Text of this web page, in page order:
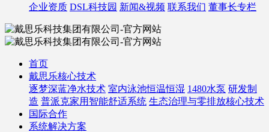
企业资质 DSL科技园 新闻&视频 联系我们 董事长专栏
首页
戴思乐核心技术
逐梦深蓝净水技术 室内泳池恒温恒湿 1480水泵 研发制
造 普派克家用智能舒适系统 生态治理与零排放核心技术
国际合作
系统解决方案